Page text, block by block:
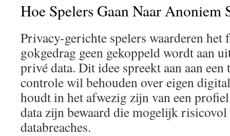
Hoe Spelers Gaan Naar Anoniem
Privacy-gerichte spelers waarderen
gokgedrag geen gekoppeld wordt aan
privé data. Dit idee spreekt aan aan
controle wil behouden over eigen
houdt in het afwezig zijn van een
data zijn bewaard die mogelijk
databreaches.